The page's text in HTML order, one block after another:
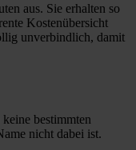
aus. Sie erhalten so
Kostenübersicht
unverbindlich, damit
bestimmten
nicht dabei ist.